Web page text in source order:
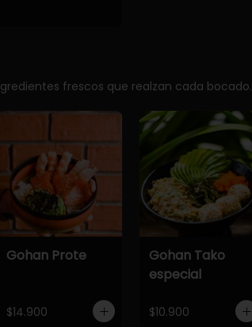
frescos que realzan cada bocado.
Gohan Prote
$14.900
Gohan Tako
especial
$10.900